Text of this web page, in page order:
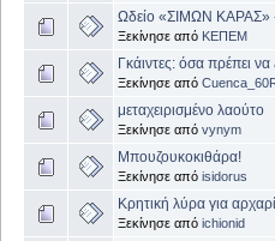
Ωδείο «ΣΙΜΩΝ ΚΑΡΑΣ» -
Ξεκίνησε από ΚΕΠΕΜ
Γκάιντες: όσα πρέπει να
Ξεκίνησε από
μεταχειρισμένο λαούτο
Ξεκίνησε από vynym
Μπουζουκοκιθάρα!
Ξεκίνησε από isidorus
Κρητική λύρα για
Ξεκίνησε από ichionid